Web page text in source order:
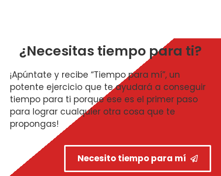
¿Necesitas tiempo para ti?
¡Apúntate y recibe “Tiempo para mí”, un
potente ejercicio que te ayudará a conseguir
tiempo para ti porque ese es el primer paso
para lograr cualquier otra cosa que te
propongas!
Necesito tiempo para mí